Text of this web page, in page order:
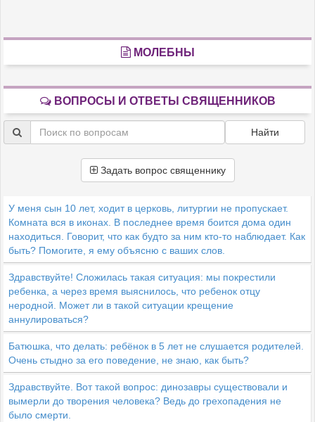
МОЛЕБНЫ
ВОПРОСЫ И ОТВЕТЫ СВЯЩЕННИКОВ
Найти
Задать вопрос священнику
У меня сын 10 лет, ходит в церковь, литургии не пропускает.
Комната вся в иконах. В последнее время боится дома один
находиться. Говорит, что как будто за ним кто-то наблюдает. Как
быть? Помогите, я ему объясню с ваших слов.
Здравствуйте! Сложилась такая ситуация: мы покрестили
ребенка, а через время выяснилось, что ребенок отцу
неродной. Может ли в такой ситуации крещение
аннулироваться?
Батюшка, что делать: ребёнок в 5 лет не слушается родителей.
Очень стыдно за его поведение, не знаю, как быть?
Здравствуйте. Вот такой вопрос: динозавры существовали и
вымерли до творения человека? Ведь до грехопадения не
было смерти.